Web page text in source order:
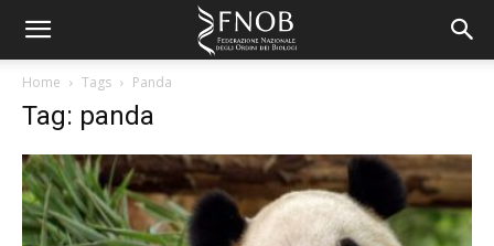
Home Tags Panda
Tag: panda